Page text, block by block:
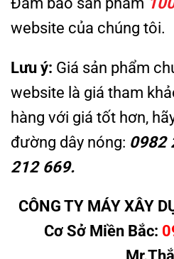
website của chúng tôi.
Lưu ý: Giá sản phẩm
website là giá tham
hàng với giá tốt hơn,
đường dây nóng: 0982
212 669.
CÔNG TY MÁY XÂY
Cơ Sở Miền Bắc: